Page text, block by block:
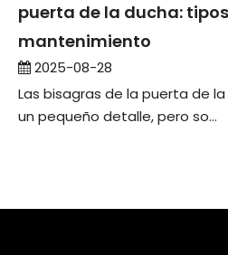
puerta de la ducha:
mantenimiento
2025-08-28
Las bisagras de la puerta de
un pequeño detalle, pero so...